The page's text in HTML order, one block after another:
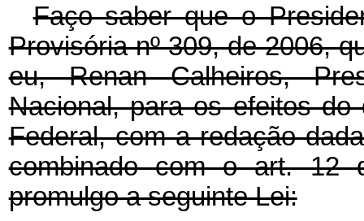
Faço saber que o
Provisória nº 309, de 2006,
eu, Renan Calheiros,
Nacional, para os efeitos
Federal, com a redação
combinado com o art. 12
promulgo a seguinte Lei: